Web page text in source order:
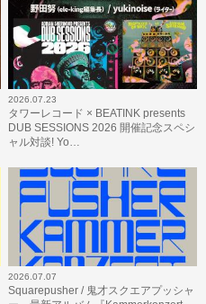
2026.07.23
タワーレコード × BEATINK presents
DUB SESSIONS 2026 開催記念スペシ
ャル対談! Yo…
2026.07.07
Squarepusher / 鬼才スクエアプッシャ